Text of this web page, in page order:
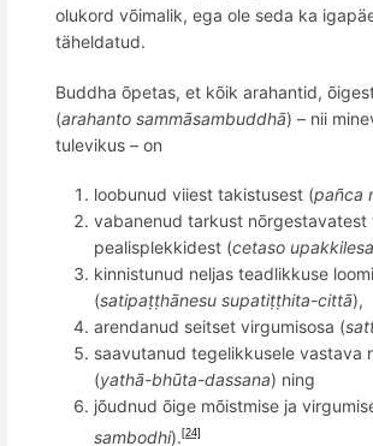
olukord võimalik, ega ole seda ka
täheldatud.
Buddha õpetas, et kõik arahantid,
(arahanto sammāsambuddhā) – nii
tulevikus – on
loobunud viiest takistusest (pañca
vabanenud tarkust nõrgestavatest
pealisplekkidest (cetaso upakkilesa
kinnistunud neljas teadlikkuse
(satipaṭṭhānesu supatiṭṭhita-cittā),
arendanud seitset virgumisosa (
saavutanud tegelikkusele vastava
(yathā-bhūta-dassana) ning
jõudnud õige mõistmise ja
sambodhi). [24]